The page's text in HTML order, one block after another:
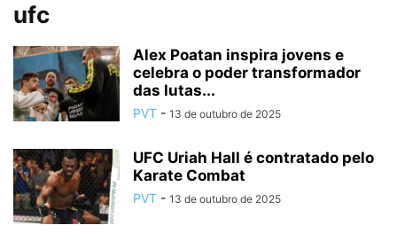
ufc
Alex Poatan inspira jovens e
celebra o poder transformador
das lutas...
PVT - 13 de outubro de 2025
UFC Uriah Hall é contratado pelo
Karate Combat
PVT - 13 de outubro de 2025